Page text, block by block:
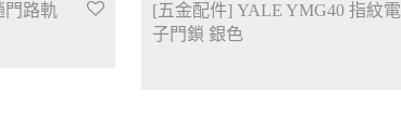
門路軌
[五金配件] YALE YMG40 指紋電
子門鎖 銀色